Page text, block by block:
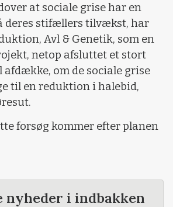
at sociale grise har en
deres stifællers tilvækst, har
Avl & Genetik, som en
netop afsluttet et stort
afdække, om de sociale grise
til en reduktion i halebid,
forsøg kommer efter planen
nyheder i indbakken